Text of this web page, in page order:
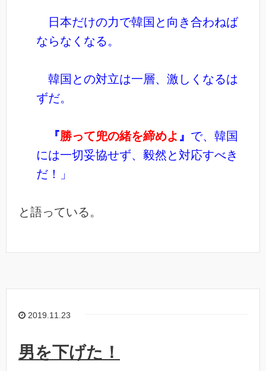
日本だけの力で韓国と向き合わねば
ならなくなる。
韓国との対立は一層、激しくなるは
ずだ。
『勝って兜の緒を締めよ 』 で、韓国
には一切妥協せず、毅然と対応すべき
だ！」
と語っている。
2019.11.23
男を下げた！